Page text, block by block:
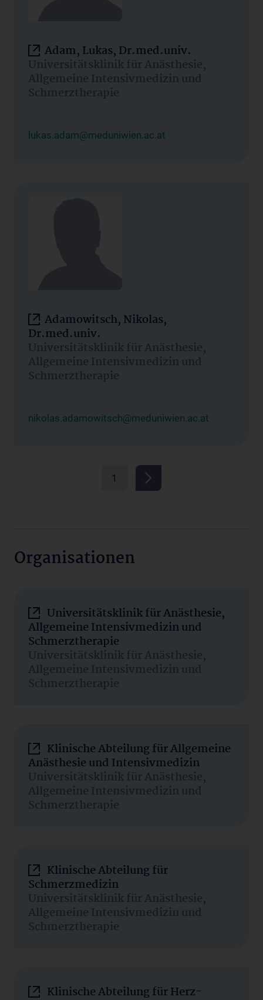
Adam, Lukas, Dr.med.univ.
Universitätsklinik für Anästhesie,
Allgemeine Intensivmedizin und
Schmerztherapie
lukas.adam@meduniwien.ac.at
Adamowitsch, Nikolas,
Dr.med.univ.
Universitätsklinik für Anästhesie,
Allgemeine Intensivmedizin und
Schmerztherapie
nikolas.adamowitsch@meduniwien.ac.at
1
Organisationen
Universitätsklinik für Anästhesie,
Allgemeine Intensivmedizin und
Schmerztherapie
Universitätsklinik für Anästhesie,
Allgemeine Intensivmedizin und
Schmerztherapie
Klinische Abteilung für Allgemeine
Anästhesie und Intensivmedizin
Universitätsklinik für Anästhesie,
Allgemeine Intensivmedizin und
Schmerztherapie
Klinische Abteilung für
Schmerzmedizin
Universitätsklinik für Anästhesie,
Allgemeine Intensivmedizin und
Schmerztherapie
Klinische Abteilung für Herz-